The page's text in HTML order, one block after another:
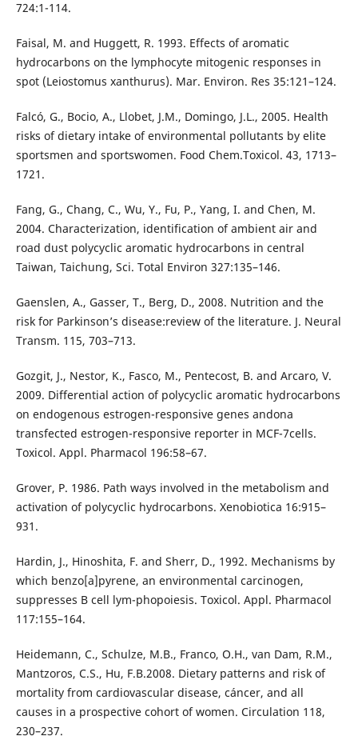
724:1-114.
Faisal, M. and Huggett, R. 1993. Effects of aromatic
hydrocarbons on the lymphocyte mitogenic responses in
spot (Leiostomus xanthurus). Mar. Environ. Res 35:121–124.
Falcó, G., Bocio, A., Llobet, J.M., Domingo, J.L., 2005. Health
risks of dietary intake of environmental pollutants by elite
sportsmen and sportswomen. Food Chem.Toxicol. 43, 1713–
1721.
Fang, G., Chang, C., Wu, Y., Fu, P., Yang, I. and Chen, M.
2004. Characterization, identification of ambient air and
road dust polycyclic aromatic hydrocarbons in central
Taiwan, Taichung, Sci. Total Environ 327:135–146.
Gaenslen, A., Gasser, T., Berg, D., 2008. Nutrition and the
risk for Parkinson’s disease:review of the literature. J. Neural
Transm. 115, 703–713.
Gozgit, J., Nestor, K., Fasco, M., Pentecost, B. and Arcaro, V.
2009. Differential action of polycyclic aromatic hydrocarbons
on endogenous estrogen-responsive genes andona
transfected estrogen-responsive reporter in MCF-7cells.
Toxicol. Appl. Pharmacol 196:58–67.
Grover, P. 1986. Path ways involved in the metabolism and
activation of polycyclic hydrocarbons. Xenobiotica 16:915–
931.
Hardin, J., Hinoshita, F. and Sherr, D., 1992. Mechanisms by
which benzo[a]pyrene, an environmental carcinogen,
suppresses B cell lym-phopoiesis. Toxicol. Appl. Pharmacol
117:155–164.
Heidemann, C., Schulze, M.B., Franco, O.H., van Dam, R.M.,
Mantzoros, C.S., Hu, F.B.2008. Dietary patterns and risk of
mortality from cardiovascular disease, cáncer, and all
causes in a prospective cohort of women. Circulation 118,
230–237.